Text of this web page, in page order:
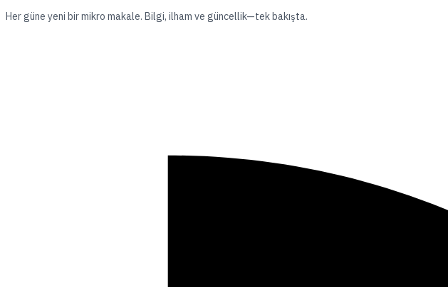
Her güne yeni bir mikro makale. Bilgi, ilham ve güncellik—tek bakışta.